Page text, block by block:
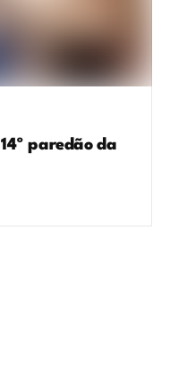
paredão da